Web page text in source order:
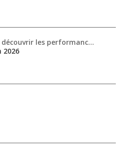
découvrir les performanc…
2026